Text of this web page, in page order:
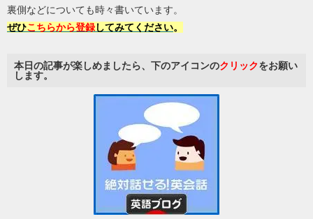
裏側などについても時々書いています。
ぜひこちらから登録してみてください。
本日の記事が楽しめましたら、下のアイコンのクリックをお願い
します。